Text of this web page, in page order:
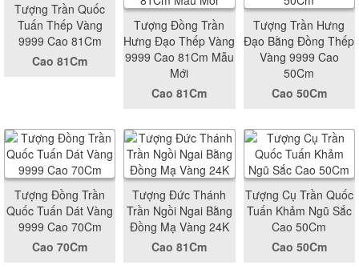
Tượng Trần Quốc
Tuấn Thếp Vàng
9999 Cao 81Cm
Cao 81Cm
Tượng Đồng Trần
Hưng Đạo Thếp Vàng
9999 Cao 81Cm Mẫu
Mới
Cao 81Cm
Tượng Trần Hưng
Đạo Bằng Đồng Thếp
Vàng 9999 Cao
50Cm
Cao 50Cm
Tượng Đồng Trần
Quốc Tuấn Dát Vàng
9999 Cao 70Cm
Cao 70Cm
Tượng Đức Thánh
Trần Ngồi Ngai Bằng
Đồng Mạ Vàng 24K
Cao 81Cm
Tượng Cụ Trần Quốc
Tuấn Khảm Ngũ Sắc
Cao 50Cm
Cao 50Cm